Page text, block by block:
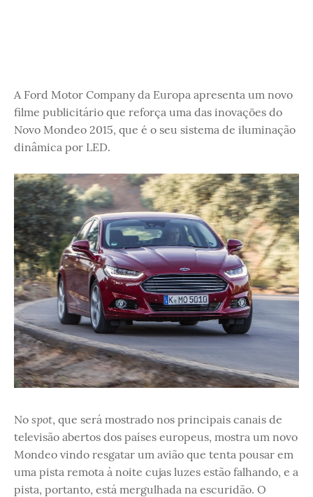
A Ford Motor Company da Europa apresenta um novo
filme publicitário que reforça uma das inovações do
Novo Mondeo 2015, que é o seu sistema de iluminação
dinâmica por LED.
No spot, que será mostrado nos principais canais de
televisão abertos dos países europeus, mostra um novo
Mondeo vindo resgatar um avião que tenta pousar em
uma pista remota à noite cujas luzes estão falhando, e a
pista, portanto, está mergulhada na escuridão. O